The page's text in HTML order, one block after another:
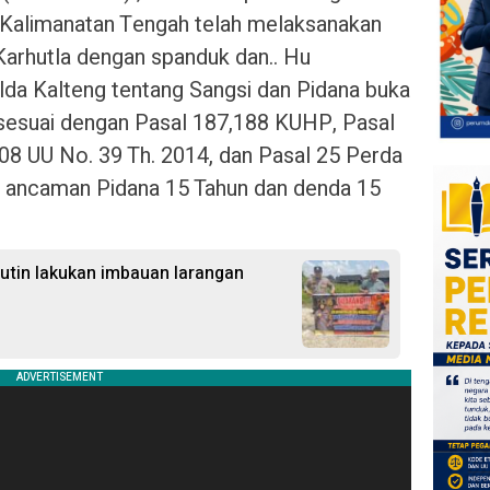
Tengah telah melaksanakan
dengan spanduk dan.. Hu
Kalteng tentang Sangsi dan Pidana buka
dengan Pasal 187,188 KUHP, Pasal
UU No. 39 Th. 2014, dan Pasal 25 Perda
Pidana 15 Tahun dan denda 15
lakukan imbauan larangan